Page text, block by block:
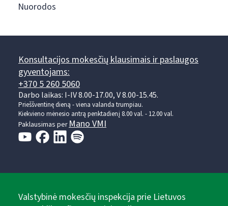
Nuorodos
Konsultacijos mokesčių klausimais ir paslaugos
gyventojams:
+370 5 260 5060
Darbo laikas: I-IV 8.00-17.00, V 8.00-15.45.
Prieššventinę dieną - viena valanda trumpiau.
Kiekvieno mėnesio antrą penktadienį 8.00 val. - 12.00 val.
Paklausimas perMano VMI
Valstybinė mokesčių inspekcija prie Lietuvos